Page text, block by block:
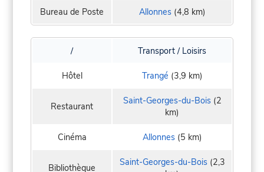
Bureau de Poste Allonnes(4,8 km)
/ Transport / Loisirs
Hôtel Trangé (3,9 km)
Restaurant Saint-Georges-du-Bois(2
km)
Cinéma Allonnes(5 km)
Bibliothèque Saint-Georges-du-Bois(2,3